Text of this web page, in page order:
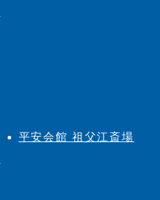
平安会館 祖父江斎場